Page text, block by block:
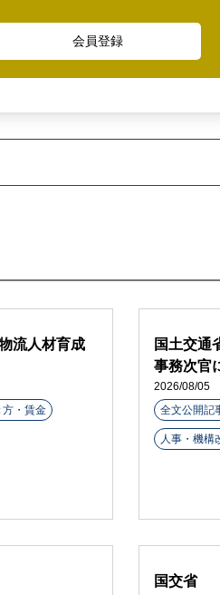
会員登録
流人材育成
方・賃金
国土交通
事務次官
2026/08/05
全文公開記
人事・機構
国交省